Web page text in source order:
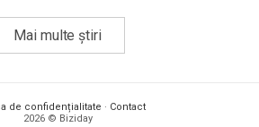
Mai multe știri
de confidențialitate · Contact
2026 © Biziday